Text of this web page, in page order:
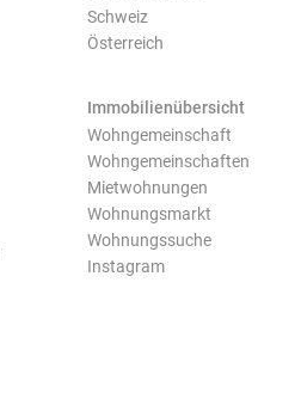
Schweiz
Österreich
Immobilienübersicht
Wohngemeinschaft
Wohngemeinschaften
Mietwohnungen
Wohnungsmarkt
Wohnungssuche
Instagram